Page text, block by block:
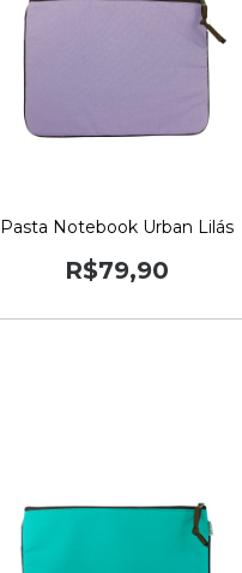
Pasta Notebook Urban Lilás
R$79,90